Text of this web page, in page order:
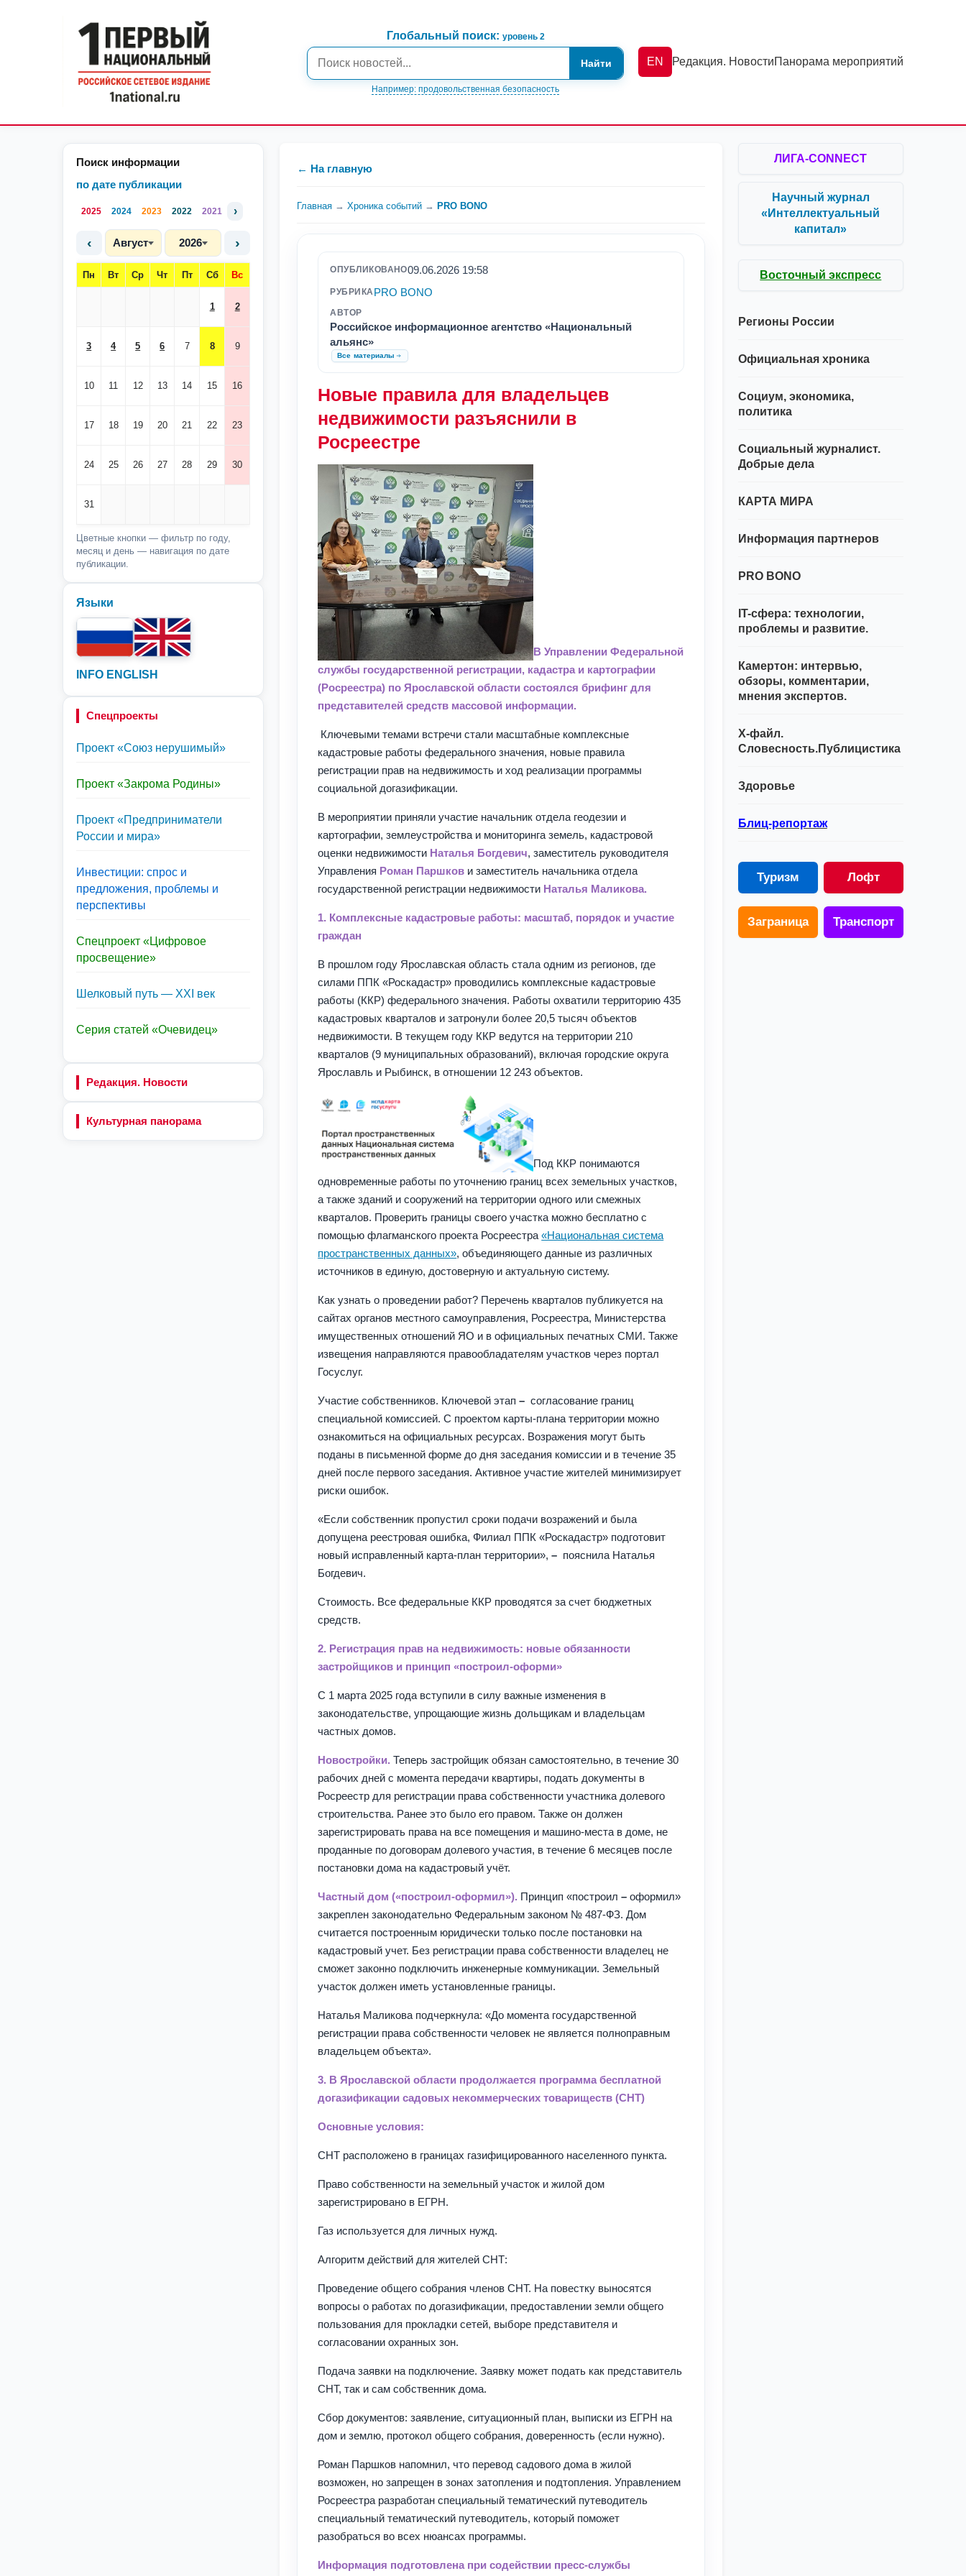
Глобальный поиск: уровень 2
Найти
Например: продовольственная безопасность
EN Редакция. НовостиПанорама мероприятий
Поиск информации
по дате публикации
2025 2024 2023 2022 2021 ›
‹ Август 2026 ›
Пн Вт Ср Чт Пт Сб Вс
1 2
3 4 5 6 7 8 9
10 11 12 13 14 15 16
17 18 19 20 21 22 23
24 25 26 27 28 29 30
31
Цветные кнопки — фильтр по году,
месяц и день — навигация по дате
публикации.
Языки
INFO ENGLISH
Спецпроекты
Проект «Союз нерушимый»
Проект «Закрома Родины»
Проект «Предприниматели
России и мира»
Инвестиции: спрос и
предложения, проблемы и
перспективы
Спецпроект «Цифровое
просвещение»
Шелковый путь — XXI век
Серия статей «Очевидец»
Редакция. Новости
Культурная панорама
← На главную
Главная → Хроника событий → PRO BONO
ОПУБЛИКОВАНО09.06.2026 19:58
РУБРИКАPRO BONO
АВТОР
Российское информационное агентство «Национальный
альянс»
Все материалы
Новые правила для владельцев
недвижимости разъяснили в
Росреестре
В Управлении Федеральной
службы государственной регистрации, кадастра и картографии
(Росреестра) по Ярославской области состоялся брифинг для
представителей средств массовой информации.
Ключевыми темами встречи стали масштабные комплексные
кадастровые работы федерального значения, новые правила
регистрации прав на недвижимость и ход реализации программы
социальной догазификации.
В мероприятии приняли участие начальник отдела геодезии и
картографии, землеустройства и мониторинга земель, кадастровой
оценки недвижимости Наталья Богдевич, заместитель руководителя
Управления Роман Паршков и заместитель начальника отдела
государственной регистрации недвижимости Наталья Маликова.
1. Комплексные кадастровые работы: масштаб, порядок и участие
граждан
В прошлом году Ярославская область стала одним из регионов, где
силами ППК «Роскадастр» проводились комплексные кадастровые
работы (ККР) федерального значения. Работы охватили территорию 435
кадастровых кварталов и затронули более 20,5 тысяч объектов
недвижимости. В текущем году ККР ведутся на территории 210
кварталов (9 муниципальных образований), включая городские округа
Ярославль и Рыбинск, в отношении 12 243 объектов.
Под ККР понимаются
одновременные работы по уточнению границ всех земельных участков,
а также зданий и сооружений на территории одного или смежных
кварталов. Проверить границы своего участка можно бесплатно с
помощью флагманского проекта Росреестра«Национальная система
пространственных данных», объединяющего данные из различных
источников в единую, достоверную и актуальную систему.
Как узнать о проведении работ? Перечень кварталов публикуется на
сайтах органов местного самоуправления, Росреестра, Министерства
имущественных отношений ЯО и в официальных печатных СМИ. Также
извещения направляются правообладателям участков через портал
Госуслуг.
Участие собственников. Ключевой этап– согласование границ
специальной комиссией. С проектом карты-плана территории можно
ознакомиться на официальных ресурсах. Возражения могут быть
поданы в письменной форме до дня заседания комиссии и в течение 35
дней после первого заседания. Активное участие жителей минимизирует
риски ошибок.
«Если собственник пропустил сроки подачи возражений и была
допущена реестровая ошибка, Филиал ППК «Роскадастр» подготовит
новый исправленный карта-план территории»,– пояснила Наталья
Богдевич.
Стоимость. Все федеральные ККР проводятся за счет бюджетных
средств.
2. Регистрация прав на недвижимость: новые обязанности
застройщиков и принцип «построил-оформи»
С 1 марта 2025 года вступили в силу важные изменения в
законодательстве, упрощающие жизнь дольщикам и владельцам
частных домов.
Новостройки. Теперь застройщик обязан самостоятельно, в течение 30
рабочих дней с момента передачи квартиры, подать документы в
Росреестр для регистрации права собственности участника долевого
строительства. Ранее это было его правом. Также он должен
зарегистрировать права на все помещения и машино-места в доме, не
проданные по договорам долевого участия, в течение 6 месяцев после
постановки дома на кадастровый учёт.
Частный дом («построил-оформил»). Принцип «построил– оформил»
закреплен законодательно Федеральным законом № 487-ФЗ. Дом
считается построенным юридически только после постановки на
кадастровый учет. Без регистрации права собственности владелец не
сможет законно подключить инженерные коммуникации. Земельный
участок должен иметь установленные границы.
Наталья Маликова подчеркнула: «До момента государственной
регистрации права собственности человек не является полноправным
владельцем объекта».
3. В Ярославской области продолжается программа бесплатной
догазификации садовых некоммерческих товариществ (СНТ)
Основные условия:
СНТ расположено в границах газифицированного населенного пункта.
Право собственности на земельный участок и жилой дом
зарегистрировано в ЕГРН.
Газ используется для личных нужд.
Алгоритм действий для жителей СНТ:
Проведение общего собрания членов СНТ. На повестку выносятся
вопросы о работах по догазификации, предоставлении земли общего
пользования для прокладки сетей, выборе представителя и
согласовании охранных зон.
Подача заявки на подключение. Заявку может подать как представитель
СНТ, так и сам собственник дома.
Сбор документов: заявление, ситуационный план, выписки из ЕГРН на
дом и землю, протокол общего собрания, доверенность (если нужно).
Роман Паршков напомнил, что перевод садового дома в жилой
возможен, но запрещен в зонах затопления и подтопления. Управлением
Росреестра разработан специальный тематический путеводитель
специальный тематический путеводитель, который поможет
разобраться во всех нюансах программы.
Информация подготовлена при содействии пресс-службы
ЛИГА-CONNECT
Научный журнал
«Интеллектуальный
капитал»
Восточный экспресс
Регионы России
Официальная хроника
Социум, экономика,
политика
Социальный журналист.
Добрые дела
КАРТА МИРА
Информация партнеров
PRO BONO
IT-сфера: технологии,
проблемы и развитие.
Камертон: интервью,
обзоры, комментарии,
мнения экспертов.
Х-файл.
Словесность.Публицистика
Здоровье
Блиц-репортаж
Туризм Лофт
Заграница Транспорт